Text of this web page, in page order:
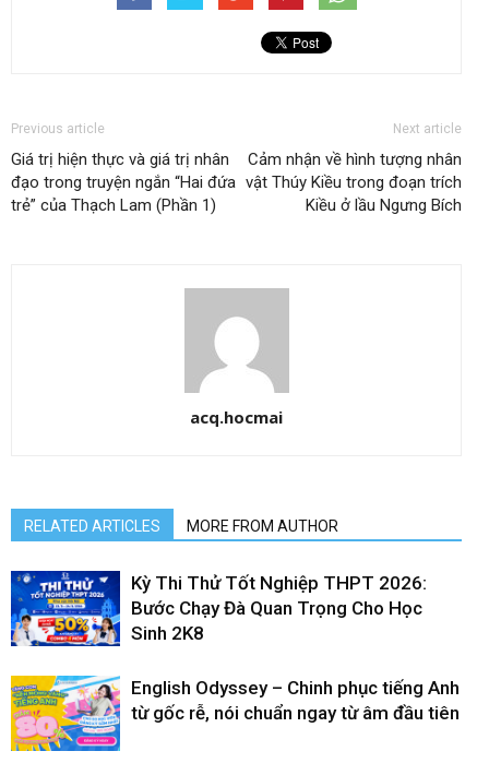
Previous article
Giá trị hiện thực và giá trị nhân
đạo trong truyện ngắn “Hai đứa
trẻ” của Thạch Lam (Phần 1)
Next article
Cảm nhận về hình tượng nhân
vật Thúy Kiều trong đoạn trích
Kiều ở lầu Ngưng Bích
acq.hocmai
RELATED ARTICLES MORE FROM AUTHOR
Kỳ Thi Thử Tốt Nghiệp THPT 2026:
Bước Chạy Đà Quan Trọng Cho Học
Sinh 2K8
English Odyssey – Chinh phục tiếng Anh
từ gốc rễ, nói chuẩn ngay từ âm đầu tiên